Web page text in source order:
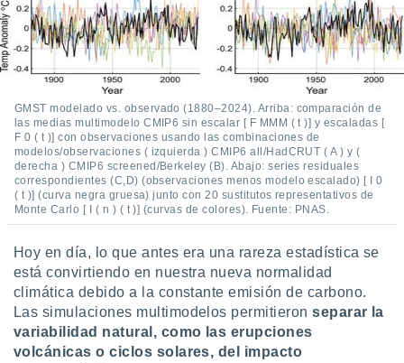
perfiles
utilizar
crear un
uso de
la
contenido
medir el
la
del
de
a través
de
de
GMST modelado vs. observado (1880–2024). Arriba: comparación de
las medias multimodelo CMIP6 sin escalar [ F MMM ( t )] y escaladas [
F 0 ( t )] con observaciones usando las combinaciones de
modelos/observaciones ( izquierda ) CMIP6 all/HadCRUT ( A ) y (
derecha ) CMIP6 screened/Berkeley (B). Abajo: series residuales
correspondientes (C,D) (observaciones menos modelo escalado) [ I 0
( t )] (curva negra gruesa) junto con 20 sustitutos representativos de
Monte Carlo [ I ( n ) ( t )] (curvas de colores). Fuente: PNAS.
Hoy en día, lo que antes era una rareza estadística se
está convirtiendo en nuestra nueva normalidad
climática debido a la constante emisión de carbono.
Las simulaciones multimodelos permitieron separar la
variabilidad natural, como las erupciones
volcánicas o ciclos solares, del impacto